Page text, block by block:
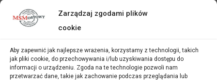
Zarządzaj zgodami plików
cookie
Aby zapewnić jak najlepsze wrażenia, korzystamy z technologii, takich
jak pliki cookie, do przechowywania i/lub uzyskiwania dostępu do
informacji o urządzeniu. Zgoda na te technologie pozwoli nam
przetwarzać dane, takie jak zachowanie podczas przeglądania lub
Tłumacz tłumaczowi nierówny, czyli
czym różni się tłumacz przysięgły od